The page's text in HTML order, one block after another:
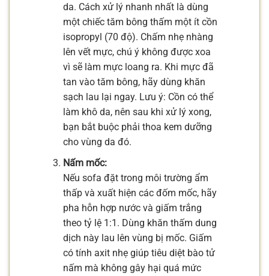
da. Cách xử lý nhanh nhất là dùng
một chiếc tăm bông thấm một ít cồn
isopropyl (70 độ). Chấm nhẹ nhàng
lên vết mực, chú ý không được xoa
vì sẽ làm mực loang ra. Khi mực đã
tan vào tăm bông, hãy dùng khăn
sạch lau lại ngay. Lưu ý: Cồn có thể
làm khô da, nên sau khi xử lý xong,
bạn bắt buộc phải thoa kem dưỡng
cho vùng da đó.
Nấm mốc:
Nếu sofa đặt trong môi trường ẩm
thấp và xuất hiện các đốm mốc, hãy
pha hỗn hợp nước và giấm trắng
theo tỷ lệ 1:1. Dùng khăn thấm dung
dịch này lau lên vùng bị mốc. Giấm
có tính axit nhẹ giúp tiêu diệt bào tử
nấm mà không gây hại quá mức